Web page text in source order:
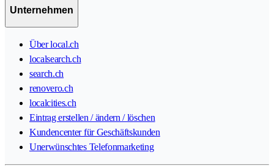
Unternehmen
Über local.ch
localsearch.ch
search.ch
renovero.ch
localcities.ch
Eintrag erstellen / ändern / löschen
Kundencenter für Geschäftskunden
Unerwünschtes Telefonmarketing